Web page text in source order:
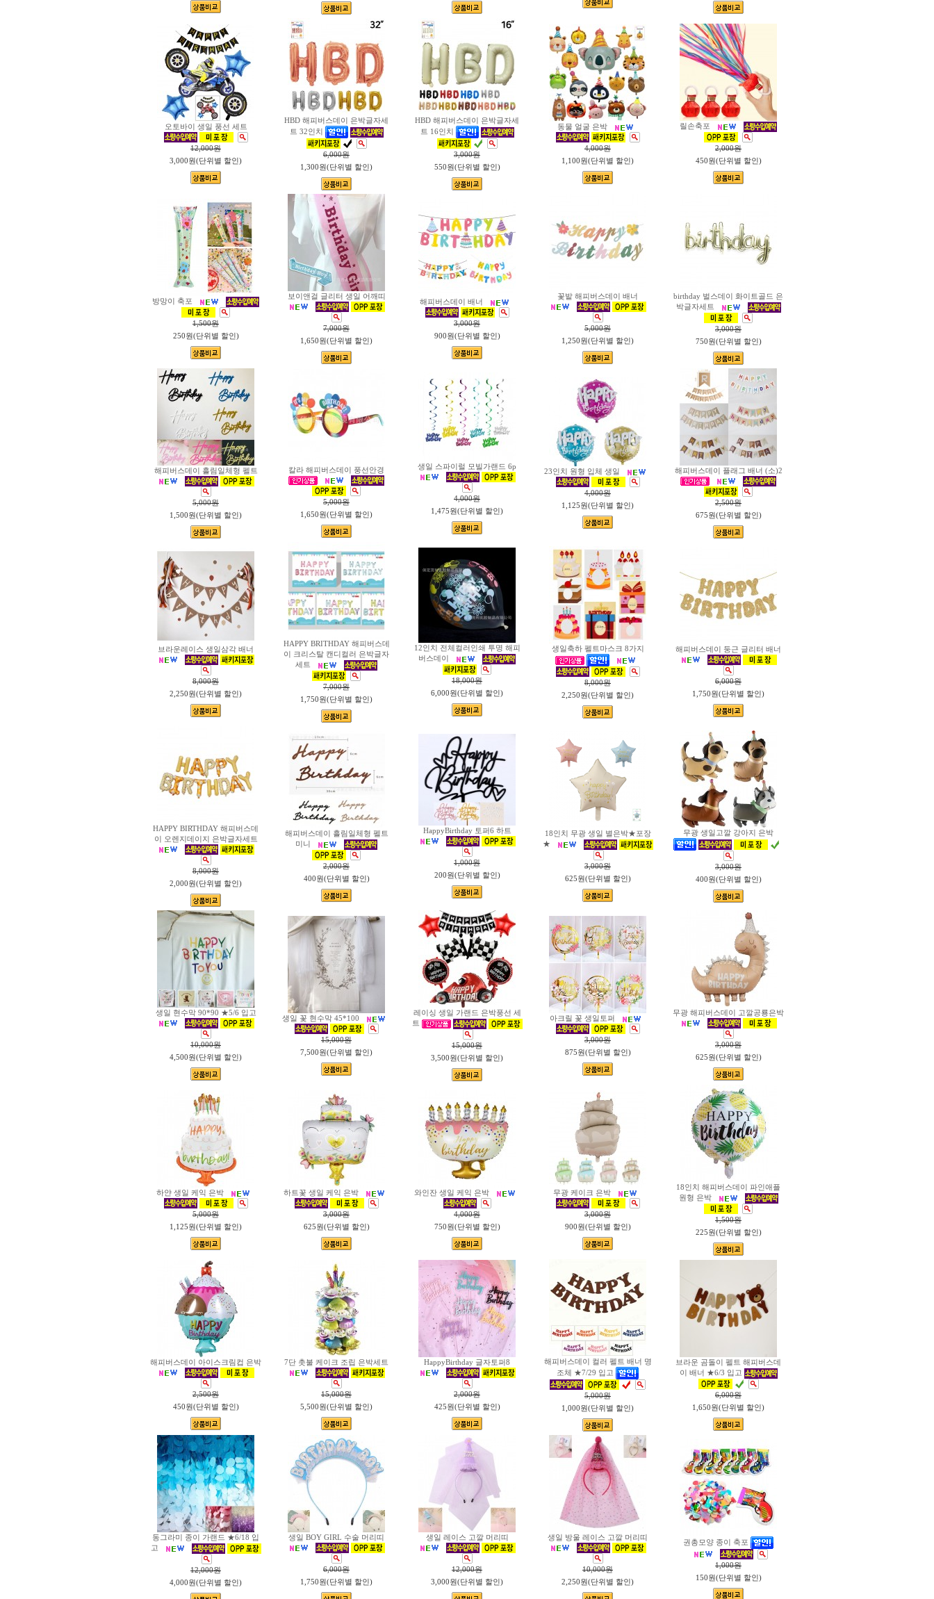
오토바이 생일 풍선 세트
12,000원
3,000원(단위별 할인)
HBD 해피버스데이 은박글자세
트 32인치
6,000원
1,300원(단위별 할인)
HBD 해피버스데이 은박글자세
트 16인치
3,000원
550원(단위별 할인)
동물 얼굴 은박
4,000원
1,100원(단위별 할인)
릴손축포
2,000원
450원(단위별 할인)
방망이 축포
1,500원
250원(단위별 할인)
보이앤걸 글리터 생일 어깨띠
7,000원
1,650원(단위별 할인)
해피버스데이 배너
3,000원
900원(단위별 할인)
꽃밭 해피버스데이 배너
5,000원
1,250원(단위별 할인)
birthday 벌스데이 화이트골드 은
박글자세트
3,000원
750원(단위별 할인)
해피버스데이 흘림일체형 펠트
5,000원
1,500원(단위별 할인)
칼라 해피버스데이 풍선안경
5,000원
1,650원(단위별 할인)
생일 스파이럴 모빌가랜드 6p
4,000원
1,475원(단위별 할인)
23인치 원형 입체 생일
4,000원
1,125원(단위별 할인)
해피버스데이 플래그 배너 (소)2
2,500원
675원(단위별 할인)
브라운레이스 생일삼각 배너
8,000원
2,250원(단위별 할인)
HAPPY BRITHDAY 해피버스데
이 크리스탈 캔디컬러 은박글자
세트
7,000원
1,750원(단위별 할인)
12인치 전체컬러인쇄 투명 해피
버스데이
18,000원
6,000원(단위별 할인)
생일축하 펠트마스크 8가지
8,000원
2,250원(단위별 할인)
해피버스데이 둥근 글리터 배너
6,000원
1,750원(단위별 할인)
HAPPY BIRTHDAY 해피버스데
이 오렌지데이지 은박글자세트
8,000원
2,000원(단위별 할인)
해피버스데이 흘림일체형 펠트
미니
2,000원
400원(단위별 할인)
HappyBirthday 토퍼6 하트
1,000원
200원(단위별 할인)
18인치 무광 생일 별은박★포장
★
3,000원
625원(단위별 할인)
무광 생일고깔 강아지 은박
3,000원
400원(단위별 할인)
생일 현수막 90*90 ★5/6 입고
10,000원
4,500원(단위별 할인)
생일 꽃 현수막 45*100
15,000원
7,500원(단위별 할인)
레이싱 생일 가랜드 은박풍선 세
트
15,000원
3,500원(단위별 할인)
아크릴 꽃 생일토퍼
3,000원
875원(단위별 할인)
무광 해피버스데이 고깔공룡은박
3,000원
625원(단위별 할인)
하얀 생일 케익 은박
5,000원
1,125원(단위별 할인)
하트꽃 생일 케익 은박
3,000원
625원(단위별 할인)
와인잔 생일 케익 은박
4,000원
750원(단위별 할인)
무광 케이크 은박
3,000원
900원(단위별 할인)
18인치 해피버스데이 파인애플
원형 은박
1,500원
225원(단위별 할인)
해피버스데이 아이스크림컵 은박
2,500원
450원(단위별 할인)
7단 촛불 케이크 조립 은박세트
15,000원
5,500원(단위별 할인)
HappyBirthday 글자토퍼8
2,000원
425원(단위별 할인)
해피버스데이 컬러 펠트 배너 명
조체 ★7/29 입고
5,000원
1,000원(단위별 할인)
브라운 곰돌이 펠트 해피버스데
이 배너 ★6/3 입고
6,000원
1,650원(단위별 할인)
동그라미 종이 가랜드 ★6/18 입
고
12,000원
4,000원(단위별 할인)
생일 BOY GIRL 수술 머리띠
6,000원
1,750원(단위별 할인)
생일 레이스 고깔 머리띠
12,000원
3,000원(단위별 할인)
생일 방울 레이스 고깔 머리띠
10,000원
2,250원(단위별 할인)
권총모양 종이 축포
1,000원
150원(단위별 할인)